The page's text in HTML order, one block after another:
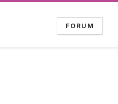
FORUM